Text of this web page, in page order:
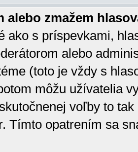
alebo zmažem
ako s príspevkami,
alebo
(toto je vždy s
môžu užívatelia
voľby to
Tímto opatrením sa